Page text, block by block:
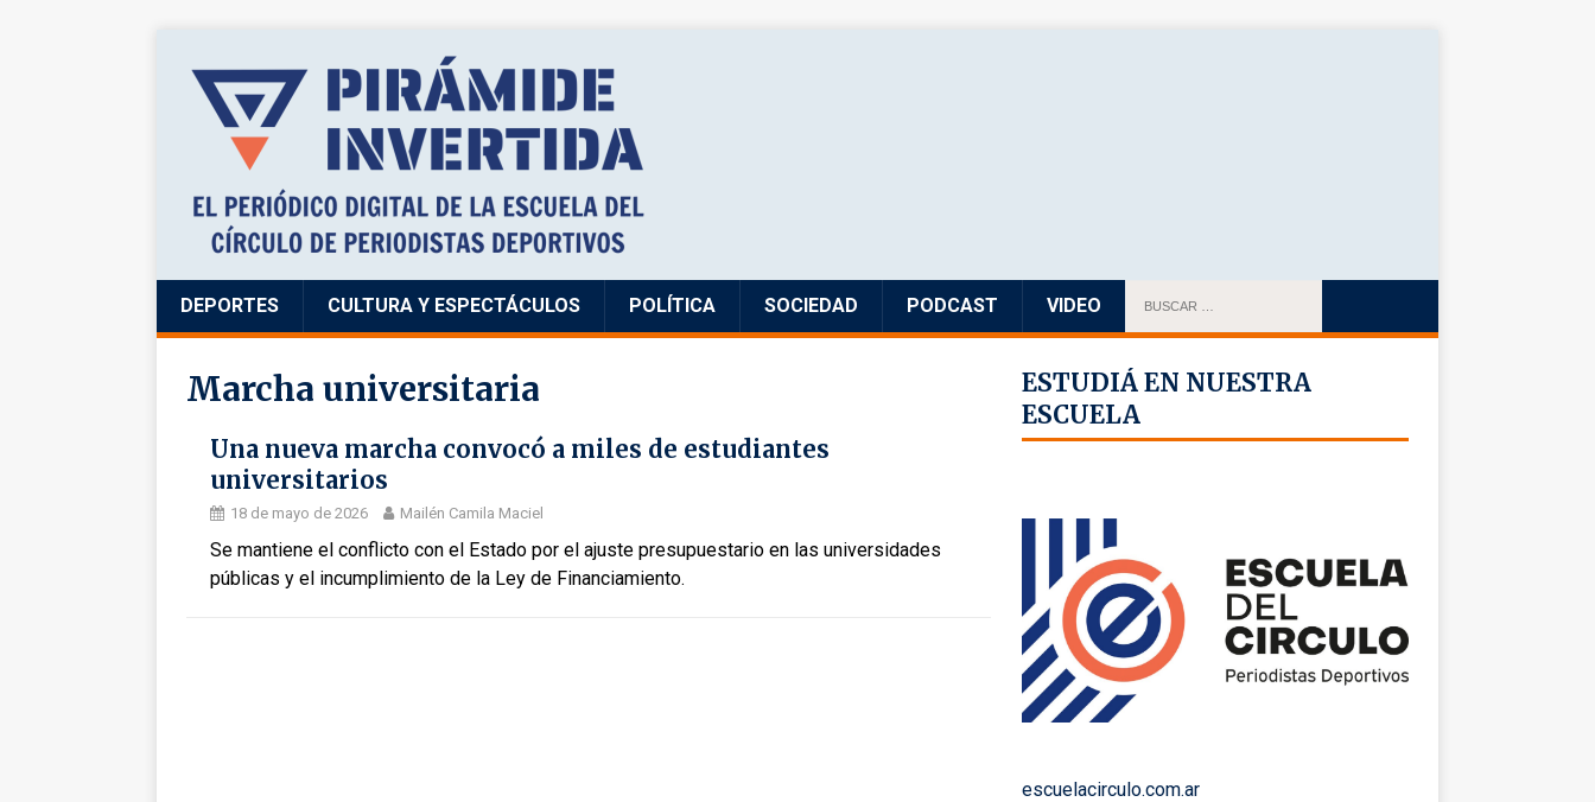
DEPORTES CULTURA Y ESPECTÁCULOS POLÍTICA SOCIEDAD PODCAST VIDEO
Marcha universitaria
Una nueva marcha convocó a miles de estudiantes
universitarios
18 de mayo de 2026 Mailén Camila Maciel
Se mantiene el conflicto con el Estado por el ajuste presupuestario en las universidades
públicas y el incumplimiento de la Ley de Financiamiento.
ESTUDIÁ EN NUESTRA
ESCUELA
escuelacirculo.com.ar